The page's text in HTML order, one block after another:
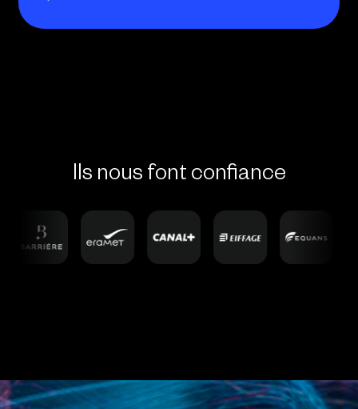
Ils nous font confiance